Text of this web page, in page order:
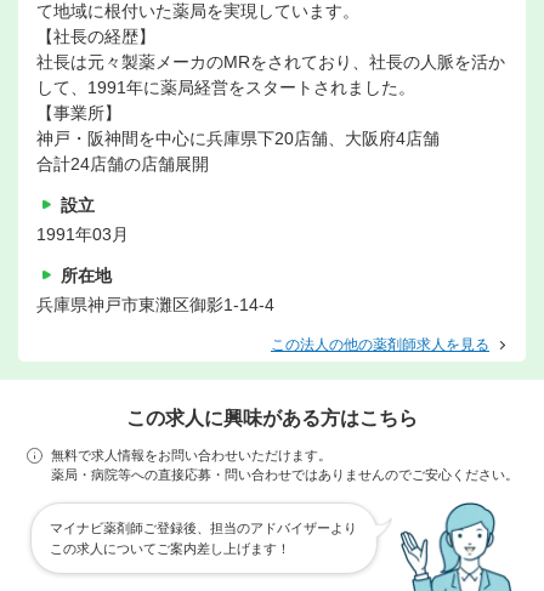
て地域に根付いた薬局を実現しています。
【社長の経歴】
社長は元々製薬メーカのMRをされており、社長の人脈を活か
して、1991年に薬局経営をスタートされました。
【事業所】
神戸・阪神間を中心に兵庫県下20店舗、大阪府4店舗
合計24店舗の店舗展開
設立
1991年03月
所在地
兵庫県神戸市東灘区御影1-14-4
この法人の他の薬剤師求人を見る
この求人に興味がある方はこちら
無料で求人情報をお問い合わせいただけます。
薬局・病院等への直接応募・問い合わせではありませんのでご安心ください。
マイナビ薬剤師ご登録後、担当のアドバイザーより
この求人についてご案内差し上げます！